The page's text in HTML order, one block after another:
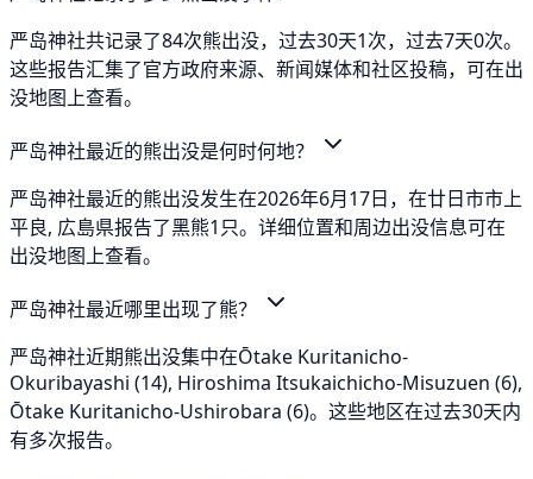
严岛神社共记录了84次熊出没，过去30天1次，过去7天0次。
这些报告汇集了官方政府来源、新闻媒体和社区投稿，可在出
没地图上查看。
严岛神社最近的熊出没是何时何地？
严岛神社最近的熊出没发生在2026年6月17日，在廿日市市上
平良, 広島県报告了黑熊1只。详细位置和周边出没信息可在
出没地图上查看。
严岛神社最近哪里出现了熊？
严岛神社近期熊出没集中在Ōtake Kuritanicho-
Okuribayashi (14), Hiroshima Itsukaichicho-Misuzuen (6),
Ōtake Kuritanicho-Ushirobara (6)。这些地区在过去30天内
有多次报告。